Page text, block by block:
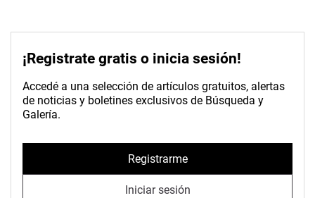
¡Registrate gratis o inicia sesión!
Accedé a una selección de artículos gratuitos, alertas
de noticias y boletines exclusivos de Búsqueda y
Galería.
Registrarme
Iniciar sesión